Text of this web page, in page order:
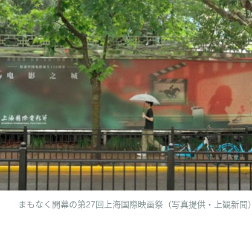
まもなく開幕の第27回上海国際映画祭（写真提供・上観新聞）